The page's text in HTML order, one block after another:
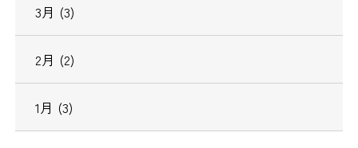
3月 (3)
2月 (2)
1月 (3)